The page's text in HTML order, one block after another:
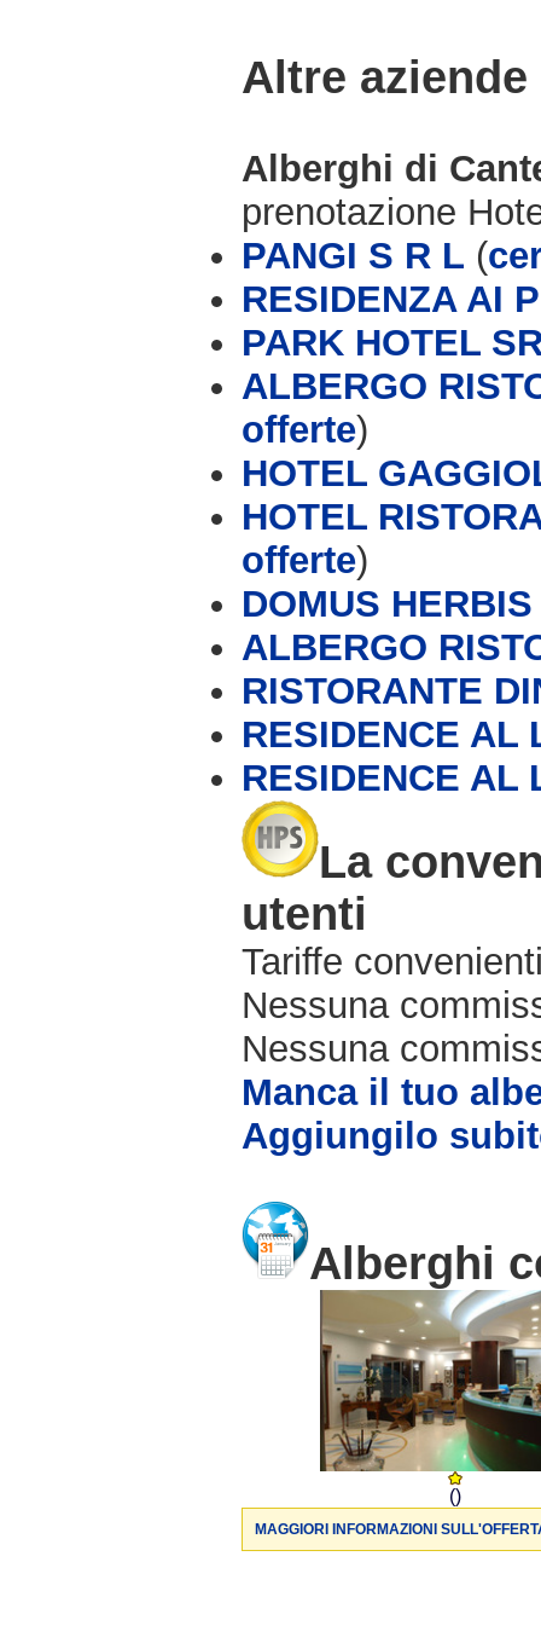
Altre
Alberghi di
prenotazione
PANGI S R L (
RESIDENZA AI
PARK HOTEL
ALBERGO
offerte)
HOTEL
HOTEL
offerte)
DOMUS
ALBERGO
RISTORANTE
RESIDENCE AL
RESIDENCE AL
La
utenti
Tariffe
Nessuna
Nessuna
Manca il tuo
Aggiungilo
Alberghi
()
MAGGIORI INFORMAZIONI